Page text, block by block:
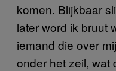
komen. Blijkbaar
later word ik bruut
iemand die over
onder het zeil, wat